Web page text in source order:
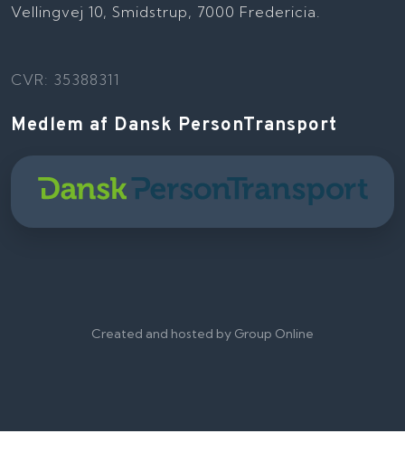
Vellingvej 10, Smidstrup, 7000 Fredericia.
CVR: 35388311
Medlem af Dansk PersonTransport
Created and hosted by Group Online